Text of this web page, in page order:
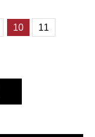
10
11